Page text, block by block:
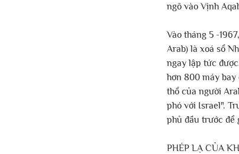
ngõ vào Vịnh
Vào tháng 5 -
Arab) là xoá sổ
ngay lập tức
hơn 800 máy bay
thổ của người
phó với Israel".
phủ đầu trước để
PHÉP LẠ CỦA